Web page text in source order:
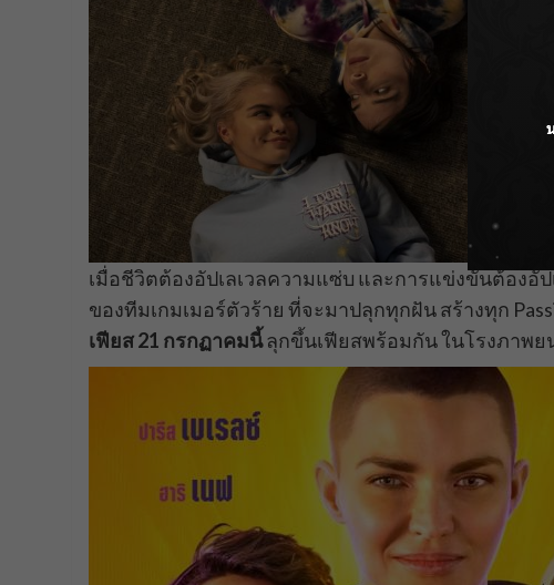
เมื่อชีวิตต้องอัปเลเวลความแซ่บ และการแข่งขันต้องอัป
ของทีมเกมเมอร์ตัวร้าย ที่จะมาปลุกทุกฝัน สร้างทุก
เฟียส21 กรกฏาคมนี้ลุกขึ้นเฟียสพร้อมกัน ในโรงภาพย